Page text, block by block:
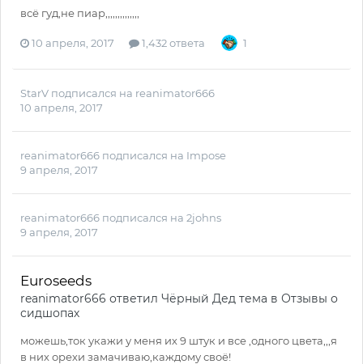
всё гуд,не пиар,,,,,,,,,,,,,,
10 апреля, 2017 1,432 ответа 1
StarV подписался на reanimator666
10 апреля, 2017
reanimator666 подписался на Impose
9 апреля, 2017
reanimator666 подписался на 2johns
9 апреля, 2017
Euroseeds
reanimator666 ответил Чёрный Дед тема в Отзывы о
сидшопах
можешь,ток укажи у меня их 9 штук и все ,одного цвета,,,я
в них орехи замачиваю,каждому своё!